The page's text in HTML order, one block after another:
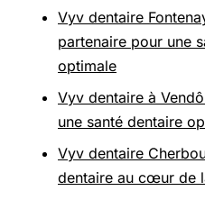
Vyv dentaire
partenaire pour une
optimale
Vyv dentaire à
une santé dentaire
Vyv dentaire
dentaire au cœur de